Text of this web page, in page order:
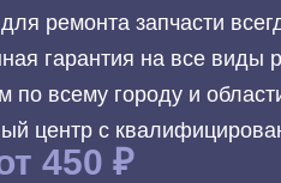
ремонта запчасти
гарантия на все виды
по всему городу и
центр с
450 ₽